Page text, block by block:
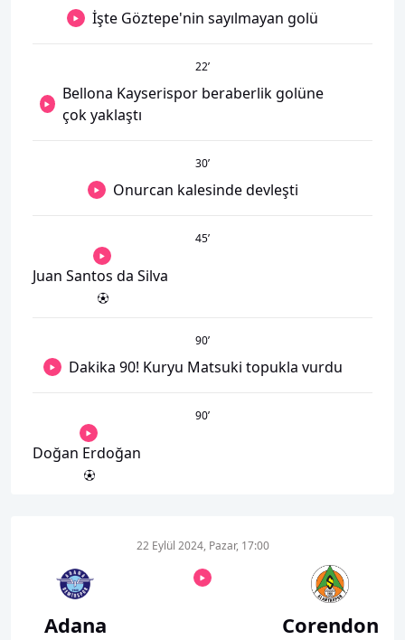
İşte Göztepe'nin sayılmayan golü
22’
Bellona Kayserispor beraberlik golüne
çok yaklaştı
30’
Onurcan kalesinde devleşti
45’
Juan Santos da Silva
90’
Dakika 90! Kuryu Matsuki topukla vurdu
90’
Doğan Erdoğan
Adana
22 Eylül 2024, Pazar, 17:00
Corendon